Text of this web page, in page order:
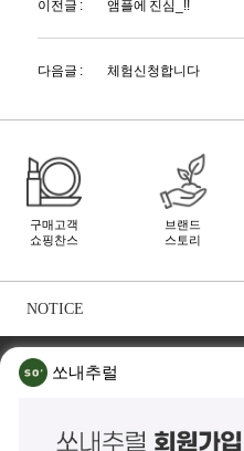
이전글 : 앰플에 진심_!!
다음글 : 체험신청합니다
구매고객
쇼핑찬스
브랜드
스토리
NOTICE
쏘내추럴 소개
사업자등록번호 261-81-21889
통신판매
쏘내추럴